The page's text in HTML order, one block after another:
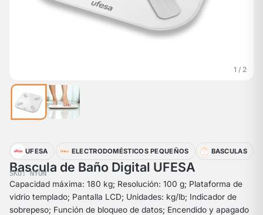
1 / 2
UFESA ELECTRODOMÉSTICOS PEQUEÑOS BASCULAS
Bascula de Baño Digital UFESA
SKU: NYON
Capacidad máxima: 180 kg; Resolución: 100 g; Plataforma de
vidrio templado; Pantalla LCD; Unidades: kg/lb; Indicador de
sobrepeso; Función de bloqueo de datos; Encendido y apagado